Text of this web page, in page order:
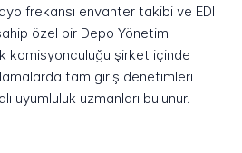
frekansı envanter takibi ve EDI
özel bir Depo Yönetim
komisyonculuğu şirket içinde
tam giriş denetimleri
uyumluluk uzmanları bulunur.